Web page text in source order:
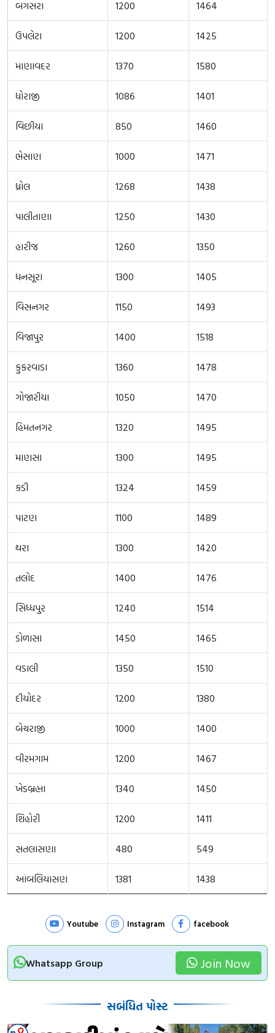
બગસરા 1200 1464
ઉપલેટા 1200 1425
માણાવદર 1370 1580
ધોરાજી 1086 1401
વિછીયા 850 1460
ભેસાણ 1000 1471
ધ્રોલ 1268 1438
પાલીતાણા 1250 1430
હારીજ 1260 1350
ધનસૂરા 1300 1405
વિસનગર 1150 1493
વિજાપુર 1400 1518
કુકરવાડા 1360 1478
ગોજારીયા 1050 1470
હિમતનગર 1320 1495
માણસા 1300 1495
કડી 1324 1459
પાટણ 1100 1489
થરા 1300 1420
તલોદ 1400 1476
સિધ્ધપુર 1240 1514
ડોળાસા 1450 1465
વડાલી 1350 1510
દીયોદર 1200 1380
બેચરાજી 1000 1400
વીરમગામ 1200 1467
ખેડબ્રહ્મા 1340 1450
શિહોરી 1200 1411
સતલાસણા 480 549
આંબલિયાસણ 1381 1438
Youtube Instagram facebook
Whatsapp Group Join Now
સબંધિત પોસ્ટ